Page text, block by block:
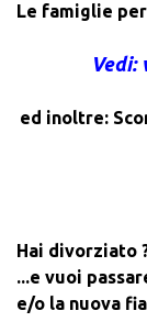
Le famiglie
Vedi:
ed inoltre:
Hai divorziato
...e vuoi
e/o la nuova